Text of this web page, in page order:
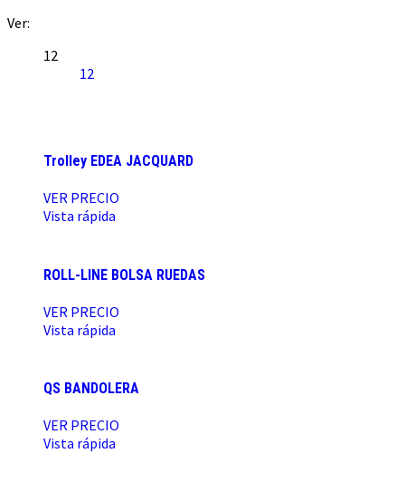
Ver:
12
12
Trolley EDEA JACQUARD
VER PRECIO
Vista rápida
ROLL-LINE BOLSA RUEDAS
VER PRECIO
Vista rápida
QS BANDOLERA
VER PRECIO
Vista rápida